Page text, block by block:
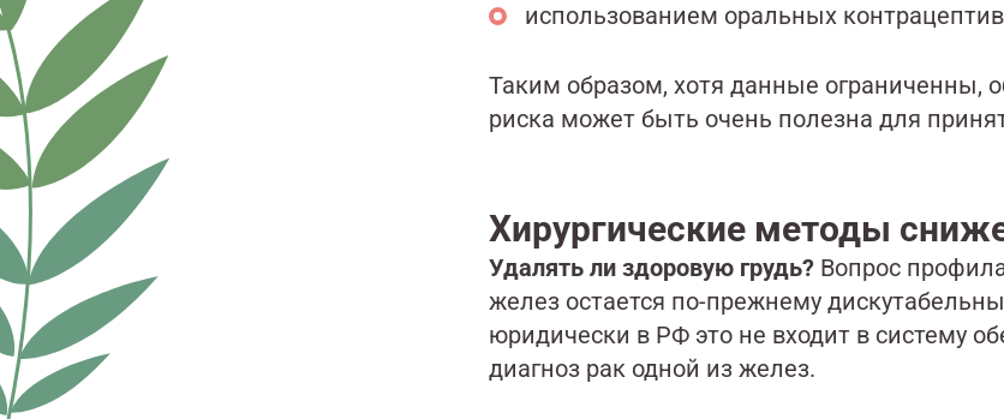
использованием оральных
Таким образом, хотя данные ограниченны,
риска может быть очень полезна для
Хирургические методы
Удалять ли здоровую грудь? Вопрос
желез остается по-прежнему
юридически в РФ это не входит в систему
диагноз рак одной из желез.